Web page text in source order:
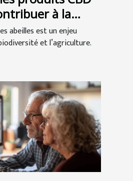
à la
des abeilles ?
abeilles est un enjeu
et l’agriculture.